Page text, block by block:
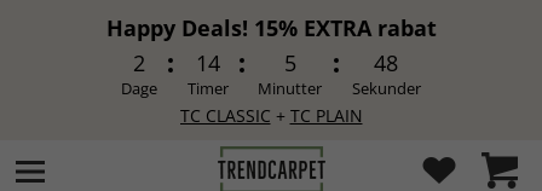
Happy Deals! 15% EXTRA rabat
2
Dage
14
Timer
5
Minutter
47
Sekunder
TC CLASSIC + TC PLAIN